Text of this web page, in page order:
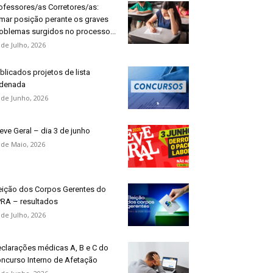
as Corretores/as:
posição perante os graves
surgidos no processo...
de Julho, 2026
projetos de lista
de Junho, 2026
Geral – dia 3 de junho
Maio, 2026
dos Corpos Gerentes do
– resultados
de Julho, 2026
médicas A, B e C do
Interno de Afetação